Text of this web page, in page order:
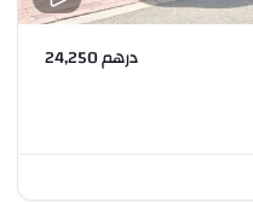
درهم 24,250